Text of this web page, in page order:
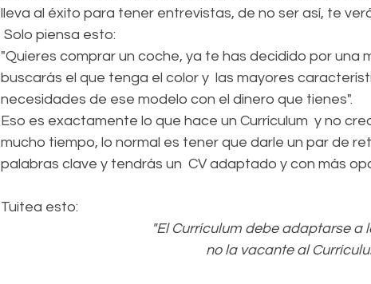
lleva al éxito para tener entrevistas, de no ser así, te
Solo piensa esto:
"Quieres comprar un coche, ya te has decidido por una
buscarás el que tenga el color y  las mayores
necesidades de ese modelo con el dinero que tienes".
Eso es exactamente lo que hace un Currículum  y no
mucho tiempo, lo normal es tener que darle un par de
palabras clave y tendrás un  CV adaptado y con más
Tuitea esto:
"El Currículum debe adaptarse a
no la vacante al